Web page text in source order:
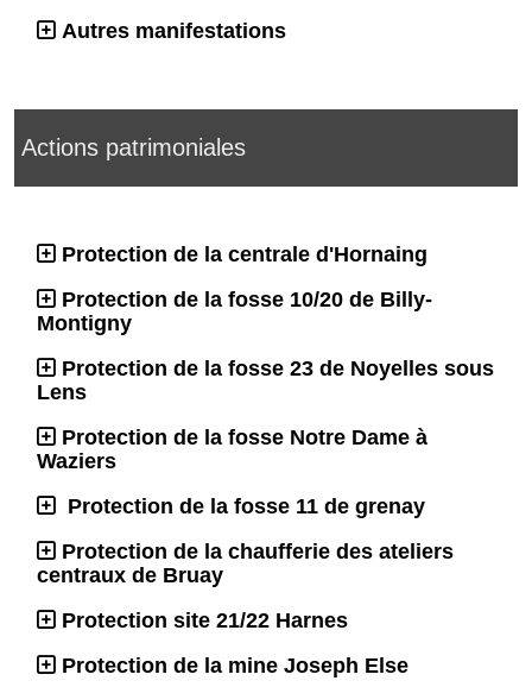
Autres manifestations
Actions patrimoniales
Protection de la centrale d'Hornaing
Protection de la fosse 10/20 de Billy-
Montigny
Protection de la fosse 23 de Noyelles sous
Lens
Protection de la fosse Notre Dame à
Waziers
Protection de la fosse 11 de grenay
Protection de la chaufferie des ateliers
centraux de Bruay
Protection site 21/22 Harnes
Protection de la mine Joseph Else